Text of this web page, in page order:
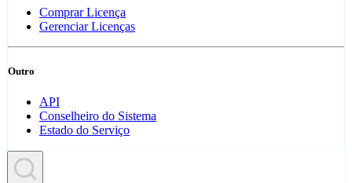
Comprar Licença
Gerenciar Licenças
Outro
API
Conselheiro do Sistema
Estado do Serviço